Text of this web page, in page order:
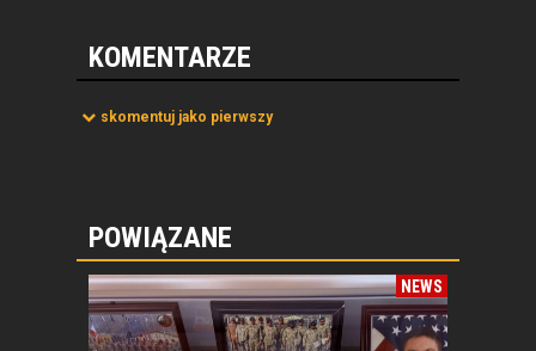
KOMENTARZE
skomentuj jako pierwszy
POWIĄZANE
NEWS